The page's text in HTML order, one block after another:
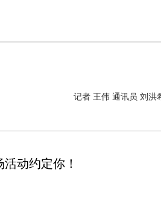
记者 王伟 通讯员 刘洪
动约定你！